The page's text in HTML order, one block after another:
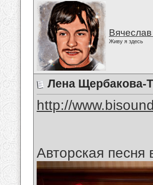
Живу я здесь
Лена Щербакова-
http://
Авторская